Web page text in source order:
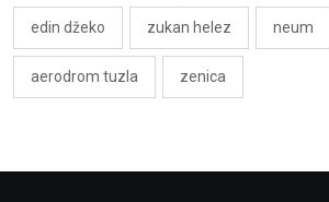
edin džeko zukan helez neum
aerodrom tuzla zenica